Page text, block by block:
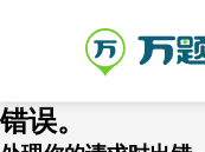
错误。